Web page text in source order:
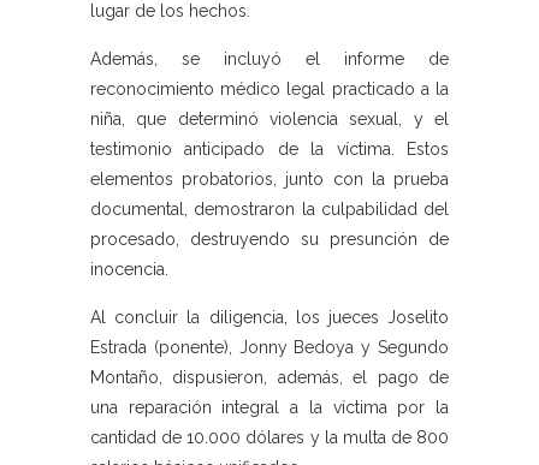
lugar de los hechos.
Además, se incluyó el informe de
reconocimiento médico legal practicado a la
niña, que determinó violencia sexual, y el
testimonio anticipado de la víctima. Estos
elementos probatorios, junto con la prueba
documental, demostraron la culpabilidad del
procesado, destruyendo su presunción de
inocencia.
Al concluir la diligencia, los jueces Joselito
Estrada (ponente), Jonny Bedoya y Segundo
Montaño, dispusieron, además, el pago de
una reparación integral a la víctima por la
cantidad de 10.000 dólares y la multa de 800